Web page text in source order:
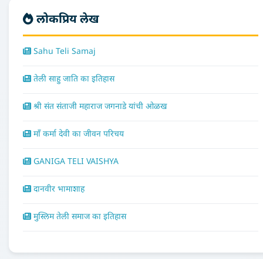
लोकप्रिय लेख
Sahu Teli Samaj
तेली साहु जाति का इतिहास
श्री संत संताजी महाराज जगनाडे यांची ओळख
माँ कर्मा देवी का जीवन परिचय
GANIGA TELI VAISHYA
दानवीर भामाशाह
मुस्लिम तेली समाज का इतिहास